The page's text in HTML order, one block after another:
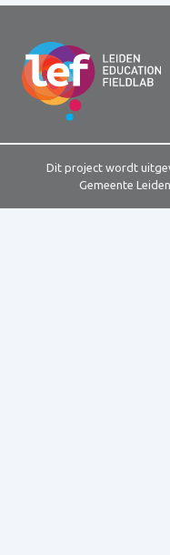
Dit project wordt
Gemeente